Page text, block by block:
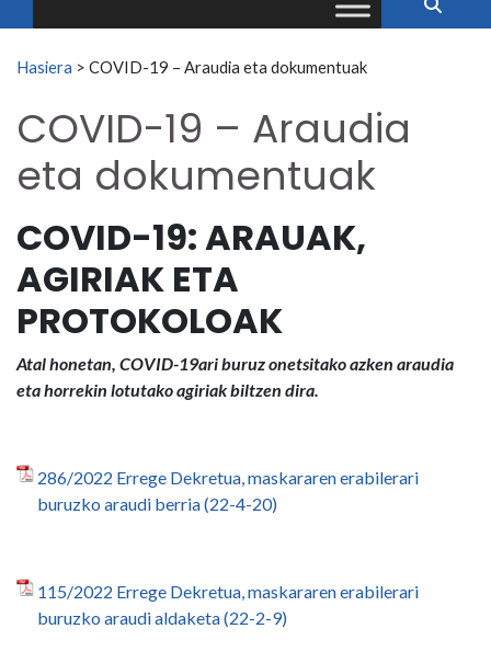
Search for:
Hasiera > COVID-19 – Araudia eta dokumentuak
COVID-19 – Araudia
eta dokumentuak
COVID-19: ARAUAK,
AGIRIAK ETA
PROTOKOLOAK
Atal honetan, COVID-19ari buruz onetsitako azken araudia
eta horrekin lotutakoagiriak biltzen dira.
286/2022 Errege Dekretua, maskararen erabilerari
buruzko araudi berria (22-4-20)
115/2022 Errege Dekretua, maskararen erabilerari
buruzko araudi aldaketa (22-2-9)